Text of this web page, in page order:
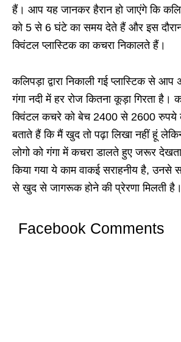
हैं। आप यह जानकर हैरान हो जाएंगे कि
को 5 से 6 घंटे का समय देते हैं और इस दौरान
क्विंटल प्लास्टिक का कचरा निकालते हैं।
कलिपड़ा द्वारा निकाली गई प्लास्टिक से
गंगा नदी में हर रोज कितना कूड़ा गिरता है।
क्विंटल कचरे को बेच 2400 से 2600 रुपये
बताते हैं कि मैं खुद तो पढ़ा लिखा नहीं हूं
लोगो को गंगा में कचरा डालते हुए जरूर देखता
किया गया ये काम वाकई सराहनीय है, उनसे
से खुद से जागरूक होने की प्रेरणा मिलती है।
Facebook Comments